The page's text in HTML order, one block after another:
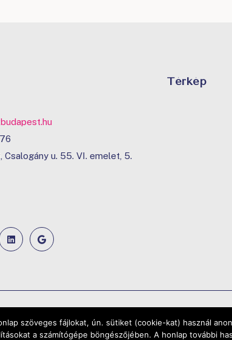
Csalogány u. 55. VI. emelet, 5.
Térkép
szöveges fájlokat, ún. sütiket (cookie-kat) használ
a számítógépe böngészőjében. A honlap további